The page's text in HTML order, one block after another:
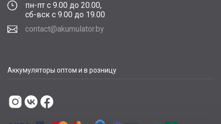
пн-пт с 9.00 до 20.00,
сб-вск с 9.00 до 19.00
contact@akumulator.by
Аккумуляторы оптом и в розницу